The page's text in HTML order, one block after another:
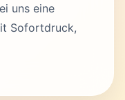
uns eine
Sofortdruck,